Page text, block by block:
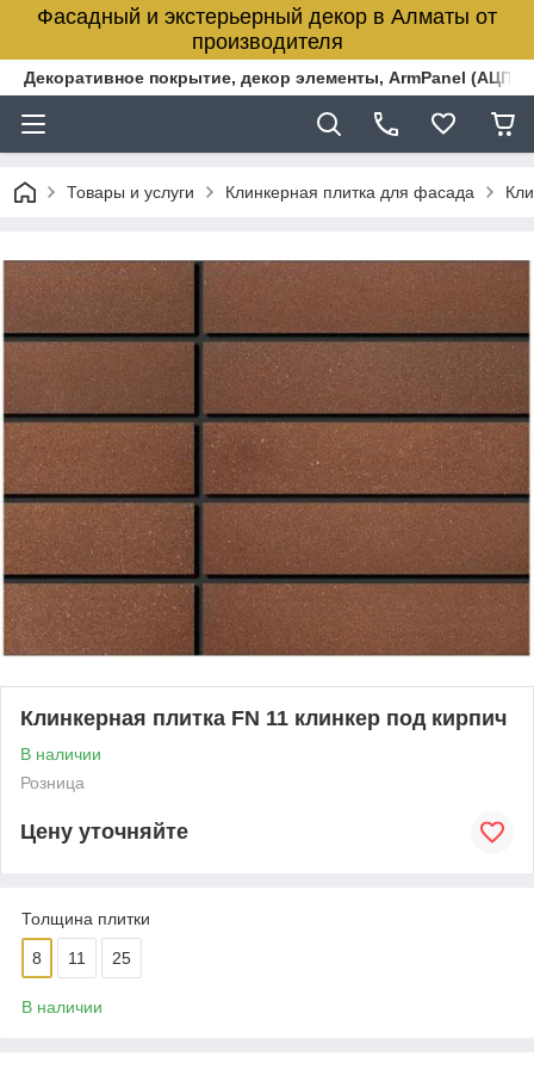
Фасадный и экстерьерный декор в Алматы от
производителя
Декоративное покрытие, декор элементы, ArmPanel
Товары и услуги Клинкерная плитка для фасада
Клинкерная плитка FN 11 клинкер под кирпич
В наличии
Розница
Цену уточняйте
Толщина плитки
8 11 25
В наличии